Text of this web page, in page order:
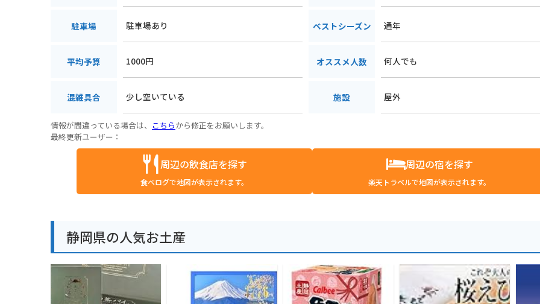
駐車場 駐車場あり ベストシーズン 通年
平均予算 1000円 オススメ人数 何人でも
混雑具合 少し空いている 施設 屋外
情報が間違っている場合は、 こちらから修正をお願いします。
最終更新ユーザー：
周辺の飲食店を探す
食べログで地図が表示されます。
周辺の宿を探す
楽天トラベルで地図が表示されます。
静岡県の人気お土産